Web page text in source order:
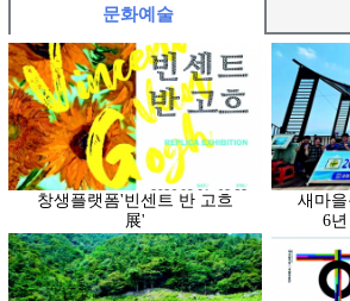
문화예술
창생플랫폼'빈센트 반 고흐
展'
새마
6